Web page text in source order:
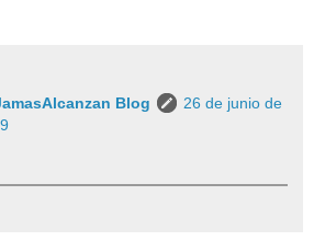
Blog
26 de junio de